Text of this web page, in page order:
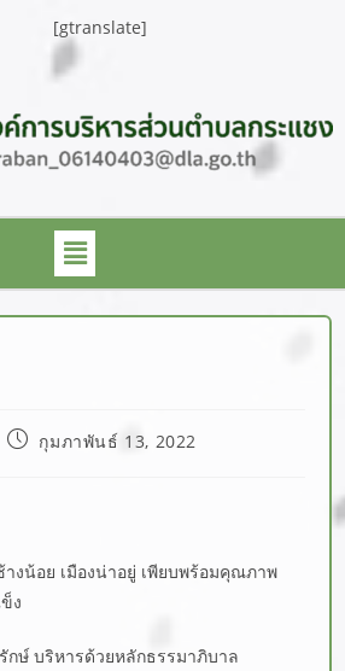
[gtranslate]
กุมภาพันธ์ 13, 2022
งน้อย เมืองน่าอยู่ เพียบพร้อมคุณภาพ
ง
กษ์ บริหารด้วยหลักธรรมาภิบาล